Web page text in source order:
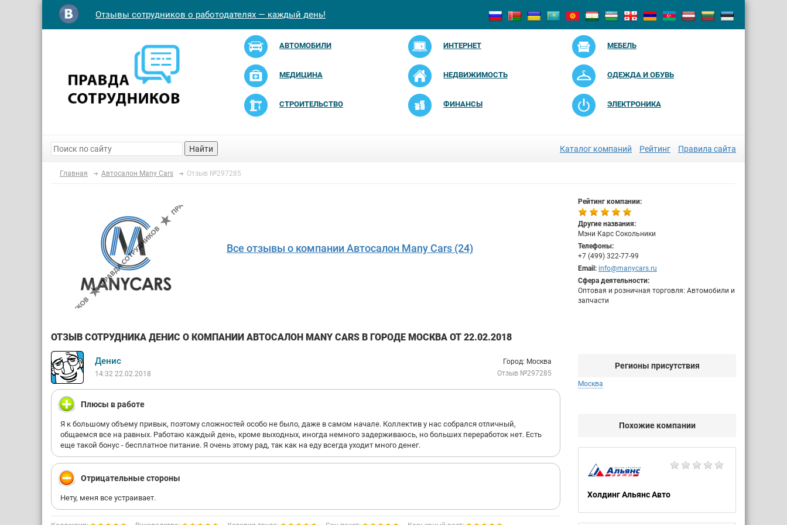
Отзывы сотрудников о работодателях — каждый день!
АВТОМОБИЛИ ИНТЕРНЕТ МЕБЕЛЬ
МЕДИЦИНА НЕДВИЖИМОСТЬ ОДЕЖДА И ОБУВЬ
СТРОИТЕЛЬСТВО ФИНАНСЫ ЭЛЕКТРОНИКА
Найти Каталог компаний Рейтинг Правила сайта
Главная Автосалон Many Cars Отзыв №297285
Все отзывы о компании Автосалон Many Cars (24)
Рейтинг компании:
Другие названия:
Мэни Карс Сокольники
Телефоны:
+7 (499) 322-77-99
Email: info@manycars.ru
Сфера деятельности:
Оптовая и розничная торговля: Автомобили и
запчасти
ОТЗЫВ СОТРУДНИКА ДЕНИС О КОМПАНИИ АВТОСАЛОН MANY CARS В ГОРОДЕ МОСКВА ОТ 22.02.2018
Денис
14:32 22.02.2018
Город: Москва
Отзыв №297285
Плюсы в работе
Я к большому объему привык, поэтому сложностей особо не было, даже в самом начале. Коллектив у нас собрался отличный,
общаемся все на равных. Работаю каждый день, кроме выходных, иногда немного задерживаюсь, но больших переработок нет. Есть
еще такой бонус - бесплатное питание. Я очень этому рад, так как на еду всегда уходит много денег.
Отрицательные стороны
Нету, меня все устраивает.
Регионы присутствия
Москва
Похожие компании
Холдинг Альянс Авто